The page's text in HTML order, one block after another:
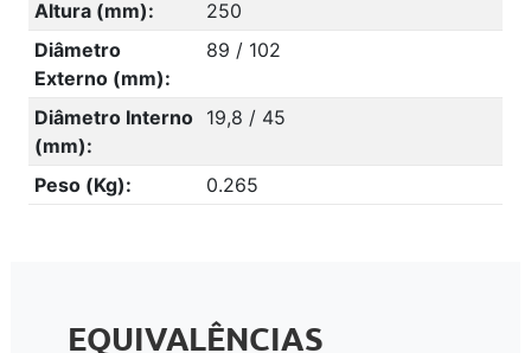
Altura (mm):
250
Diâmetro
Externo (mm):
89 / 102
Diâmetro Interno
(mm):
19,8 / 45
Peso (Kg): 0.265
EQUIVALÊNCIAS